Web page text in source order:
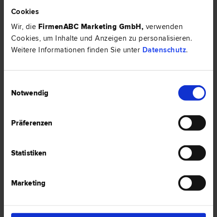
Cookies
Wir, die FirmenABC Marketing GmbH, verwenden
Cookies, um Inhalte und Anzeigen zu personalisieren.
Weitere Informationen finden Sie unter Datenschutz.
Notwendig
Präferenzen
Statistiken
Marketing
HIER ZUM ARTIKEL ›
Strafregisterbescheinigung - wo beantragen?
Eine rechtskräftige Verurteilung durch ein österreichisches Strafgericht